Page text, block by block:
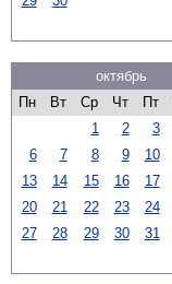
октябрь
Пн
Вт Ср Чт Пт
1
2 3
6
7 8 9 10
13
14 15 16 17
20
21 22 23 24
27
28 29 30 31